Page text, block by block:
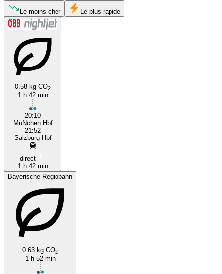
Munich
Le moins cher Le plus rapide
0.58 kg CO2
1 h 42 min
20:10
MüNchen Hbf
21:52
Salzburg Hbf
direct
1 h 42 min
Bayerische Regiobahn
0.63 kg CO2
1 h 52 min